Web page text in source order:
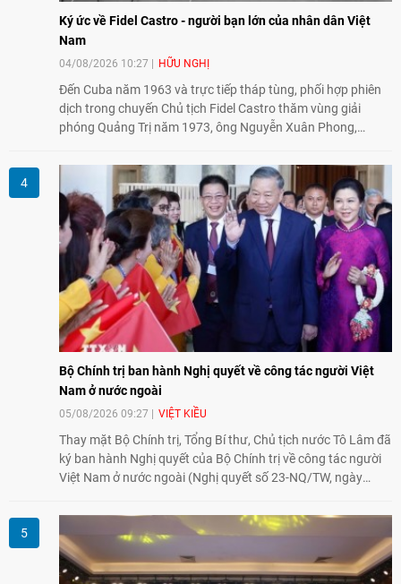
Ký ức về Fidel Castro - người bạn lớn của nhân dân Việt
Nam
04/08/2026 10:27 HỮU NGHỊ
Đến Cuba năm 1963 và trực tiếp tháp tùng, phối hợp phiên
dịch trong chuyến Chủ tịch Fidel Castro thăm vùng giải
phóng Quảng Trị năm 1973, ông Nguyễn Xuân Phong,
hình ảnh không phai về người bạn lớn thủy chung, tận tụy
của nhân dân Việt Nam.
Bộ Chính trị ban hành Nghị quyết về công tác người Việt
Nam ở nước ngoài
05/08/2026 09:27 VIỆT KIỀU
Thay mặt Bộ Chính trị, Tổng Bí thư, Chủ tịch nước Tô Lâm đã
ký ban hành Nghị quyết của Bộ Chính trị về công tác người
Việt Nam ở nước ngoài (Nghị quyết số 23-NQ/TW, ngày